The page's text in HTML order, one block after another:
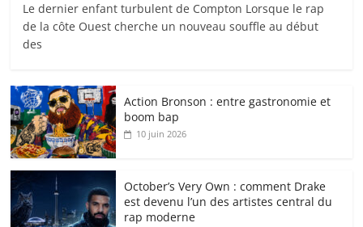
Le dernier enfant turbulent de Compton Lorsque le rap
de la côte Ouest cherche un nouveau souffle au début
des
Action Bronson : entre gastronomie et
boom bap
10 juin 2026
October’s Very Own : comment Drake
est devenu l’un des artistes central du
rap moderne